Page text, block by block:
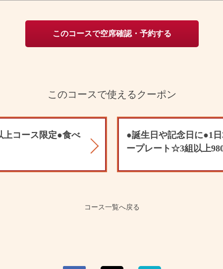
このコースで空席確認・予約する
このコースで使えるクーポン
上コース限定●食べ
●誕生日や記念日に●1
ープレート☆3組以上
コース一覧へ戻る